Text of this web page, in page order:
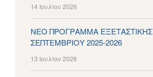
14 Ιουλίου 2026
ΝΕΟ ΠΡΟΓΡΑΜΜΑ ΕΞΕΤΑΣΤΙΚΗΣ
ΣΕΠΤΕΜΒΡΙΟΥ 2025-2026
13 Ιουλίου 2026